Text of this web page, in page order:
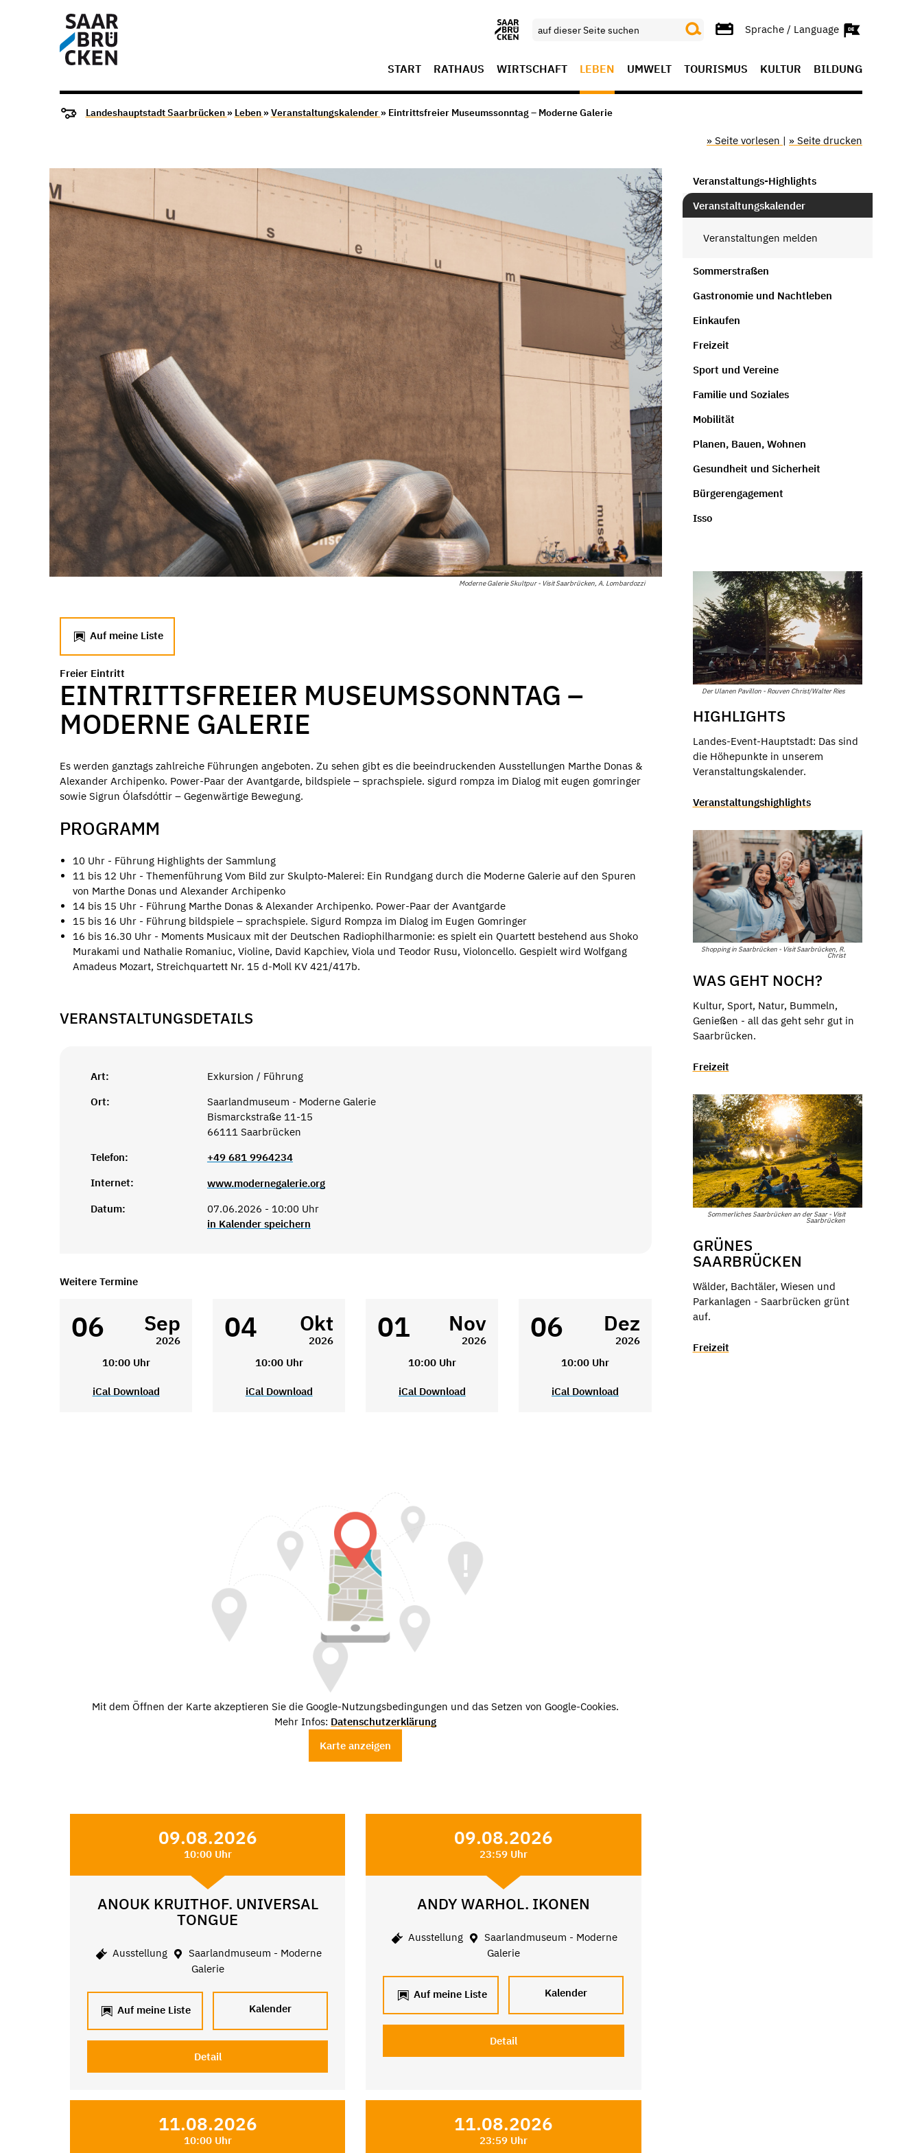
Sprache / Language
START RATHAUS WIRTSCHAFT LEBEN UMWELT TOURISMUS KULTUR BILDUNG
Landeshauptstadt Saarbrücken » Leben »Veranstaltungskalender » Eintrittsfreier Museumssonntag – Moderne Galerie
» Seite vorlesen | » Seite drucken
Moderne Galerie Skultpur - Visit Saarbrücken, A. Lombardozzi
Auf meine Liste
Freier Eintritt
EINTRITTSFREIER MUSEUMSSONNTAG –
MODERNE GALERIE
Es werden ganztags zahlreiche Führungen angeboten. Zu sehen gibt es die beeindruckenden Ausstellungen Marthe Donas &
Alexander Archipenko. Power-Paar der Avantgarde, bildspiele – sprachspiele. sigurd rompza im Dialog mit eugen gomringer
sowie Sigrun Ólafsdóttir – Gegenwärtige Bewegung.
PROGRAMM
10 Uhr - Führung Highlights der Sammlung
11 bis 12 Uhr - Themenführung Vom Bild zur Skulpto-Malerei: Ein Rundgang durch die Moderne Galerie auf den Spuren
von Marthe Donas und Alexander Archipenko
14 bis 15 Uhr - Führung Marthe Donas & Alexander Archipenko. Power-Paar der Avantgarde
15 bis 16 Uhr - Führung bildspiele – sprachspiele. Sigurd Rompza im Dialog im Eugen Gomringer
16 bis 16.30 Uhr - Moments Musicaux mit der Deutschen Radiophilharmonie: es spielt ein Quartett bestehend aus Shoko
Murakami und Nathalie Romaniuc, Violine, David Kapchiev, Viola und Teodor Rusu, Violoncello. Gespielt wird Wolfgang
Amadeus Mozart, Streichquartett Nr. 15 d-Moll KV 421/417b.
VERANSTALTUNGSDETAILS
Art:
Exkursion / Führung
Ort:
Saarlandmuseum - Moderne Galerie
Bismarckstraße 11-15
66111 Saarbrücken
Telefon:
+49 681 9964234
Internet:
www.modernegalerie.org
Datum:
07.06.2026 - 10:00 Uhr
in Kalender speichern
Weitere Termine
06 Sep
2026
10:00 Uhr
iCal Download
04 Okt
2026
10:00 Uhr
iCal Download
01 Nov
2026
10:00 Uhr
iCal Download
06 Dez
2026
10:00 Uhr
iCal Download
Mit dem Öffnen der Karte akzeptieren Sie die Google-Nutzungsbedingungen und das Setzen von Google-Cookies.
Mehr Infos: Datenschutzerklärung
Karte anzeigen
09.08.2026
10:00 Uhr
ANOUK KRUITHOF. UNIVERSAL
TONGUE
Ausstellung
Saarlandmuseum - Moderne
Galerie
Auf meine Liste Kalender
Detail
09.08.2026
23:59 Uhr
ANDY WARHOL. IKONEN
Ausstellung
Saarlandmuseum - Moderne
Galerie
Auf meine Liste Kalender
Detail
11.08.2026
10:00 Uhr
11.08.2026
23:59 Uhr
Veranstaltungs-Highlights
Veranstaltungskalender
Veranstaltungen melden
Sommerstraßen
Gastronomie und Nachtleben
Einkaufen
Freizeit
Sport und Vereine
Familie und Soziales
Mobilität
Planen, Bauen, Wohnen
Gesundheit und Sicherheit
Bürgerengagement
Isso
Der Ulanen Pavillon - Rouven Christ/Walter Ries
HIGHLIGHTS
Landes-Event-Hauptstadt: Das sind
die Höhepunkte in unserem
Veranstaltungskalender.
Veranstaltungshighlights
Shopping in Saarbrücken - Visit Saarbrücken, R.
Christ
WAS GEHT NOCH?
Kultur, Sport, Natur, Bummeln,
Genießen - all das geht sehr gut in
Saarbrücken.
Freizeit
Sommerliches Saarbrücken an der Saar - Visit
Saarbrücken
GRÜNES
SAARBRÜCKEN
Wälder, Bachtäler, Wiesen und
Parkanlagen - Saarbrücken grünt
auf.
Freizeit